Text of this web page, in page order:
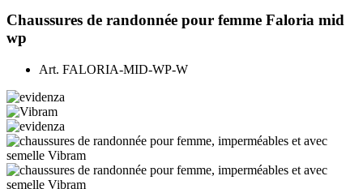
Chaussures de randonnée pour femme Faloria mid
wp
Art. FALORIA-MID-WP-W